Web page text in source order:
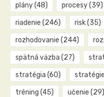
plány(48) procesy(39)
riadenie (246) risk(35)
rozhodovanie (244)
spätná väzba (27)
stratégia (60) stratégie
tréning (45) učenie (29)